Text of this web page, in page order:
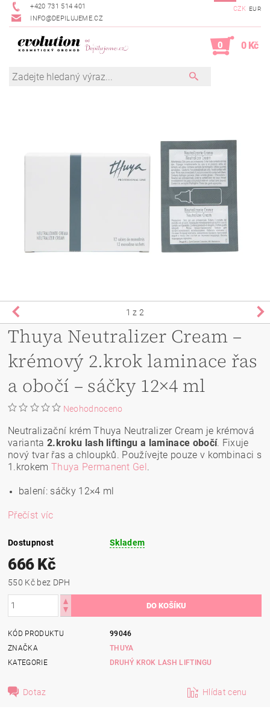
+420 731 514 401
INFO@DEPILUJEME.CZ
CZK EUR
0 0 Kč
1 z 2
Thuya Neutralizer Cream –
krémový 2.krok laminace řas
a obočí – sáčky 12×4 ml
Neohodnoceno
Neutralizační krém Thuya Neutralizer Cream je krémová
varianta 2.kroku lash liftingu a laminace obočí. Fixuje
nový tvar řas a chloupků. Používejte pouze v kombinaci s
1.krokem Thuya Permanent Gel.
balení: sáčky 12×4 ml
Přečíst víc
Dostupnost Skladem
666 Kč
550 Kč bez DPH
KÓD PRODUKTU
99046
ZNAČKA
THUYA
KATEGORIE
DRUHÝ KROK LASH LIFTINGU
Dotaz Hlídat cenu